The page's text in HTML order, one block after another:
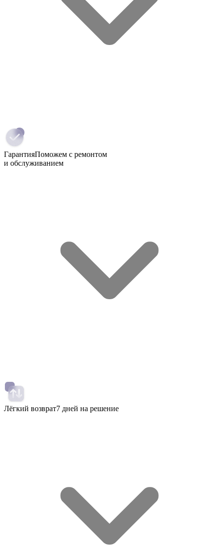
ГарантияПоможем с ремонтом
и обслуживанием
Лёгкий возврат7 дней на решение